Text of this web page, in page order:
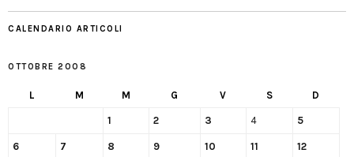
CALENDARIO ARTICOLI
OTTOBRE 2008
L M M G V S D
1 2 3 4 5
6 7 8 9 10 11 12